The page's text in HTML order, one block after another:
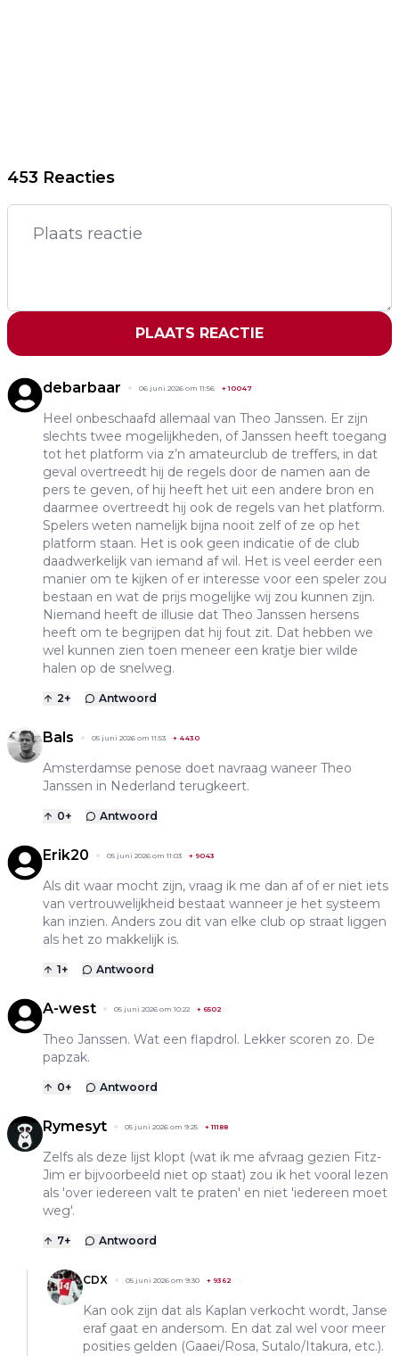
453 Reacties
PLAATS REACTIE
debarbaar 06 juni 2026 om 11:56 +10047
Heel onbeschaafd allemaal van Theo Janssen. Er zijn
slechts twee mogelijkheden, of Janssen heeft toegang
tot het platform via z’n amateurclub de treffers, in dat
geval overtreedt hij de regels door de namen aan de
pers te geven, of hij heeft het uit een andere bron en
daarmee overtreedt hij ook de regels van het platform.
Spelers weten namelijk bijna nooit zelf of ze op het
platform staan. Het is ook geen indicatie of de club
daadwerkelijk van iemand af wil. Het is veel eerder een
manier om te kijken of er interesse voor een speler zou
bestaan en wat de prijs mogelijke wij zou kunnen zijn.
Niemand heeft de illusie dat Theo Janssen hersens
heeft om te begrijpen dat hij fout zit. Dat hebben we
wel kunnen zien toen meneer een kratje bier wilde
halen op de snelweg.
2+ Antwoord
Bals 05 juni 2026 om 11:53 + 4430
Amsterdamse penose doet navraag waneer Theo
Janssen in Nederland terugkeert.
0+ Antwoord
Erik20 05 juni 2026 om 11:03 + 9043
Als dit waar mocht zijn, vraag ik me dan af of er niet iets
van vertrouwelijkheid bestaat wanneer je het systeem
kan inzien. Anders zou dit van elke club op straat liggen
als het zo makkelijk is.
1+ Antwoord
A-west 05 juni 2026 om 10:22 + 6502
Theo Janssen. Wat een flapdrol. Lekker scoren zo. De
papzak.
0+ Antwoord
Rymesyt 05 juni 2026 om 9:25 +11188
Zelfs als deze lijst klopt (wat ik me afvraag gezien Fitz-
Jim er bijvoorbeeld niet op staat) zou ik het vooral lezen
als 'over iedereen valt te praten' en niet 'iedereen moet
weg'.
7+ Antwoord
CDX 05 juni 2026 om 9:30 + 9362
Kan ook zijn dat als Kaplan verkocht wordt, Janse
eraf gaat en andersom. En dat zal wel voor meer
posities gelden (Gaaei/Rosa, Sutalo/Itakura, etc.).